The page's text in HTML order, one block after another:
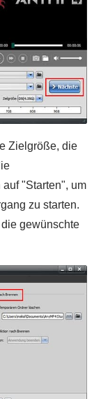
Zielgröße, die
"Starten", um
zu starten.
gewünschte